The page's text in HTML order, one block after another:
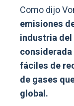
Como dijo
emisiones
industria
considerada
fáciles de
de gases
global.